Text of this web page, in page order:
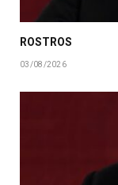
ROSTROS
03/08/2026